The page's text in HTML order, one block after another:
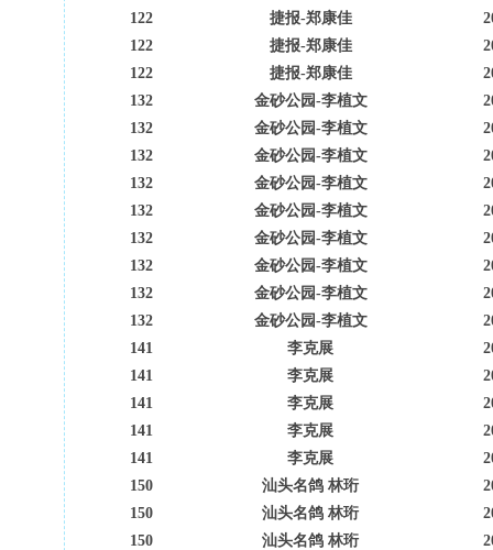
122
捷报-郑康佳
122
捷报-郑康佳
122
捷报-郑康佳
132
金砂公园-李植文
132
金砂公园-李植文
132
金砂公园-李植文
132
金砂公园-李植文
132
金砂公园-李植文
132
金砂公园-李植文
132
金砂公园-李植文
132
金砂公园-李植文
132
金砂公园-李植文
141
李克展
141
李克展
141
李克展
141
李克展
141
李克展
150
汕头名鸽 林珩
150
汕头名鸽 林珩
150
汕头名鸽 林珩